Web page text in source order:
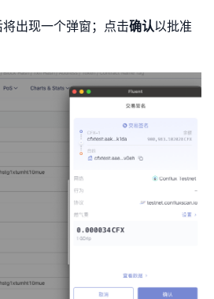
出现一个弹窗；点击确认以批准